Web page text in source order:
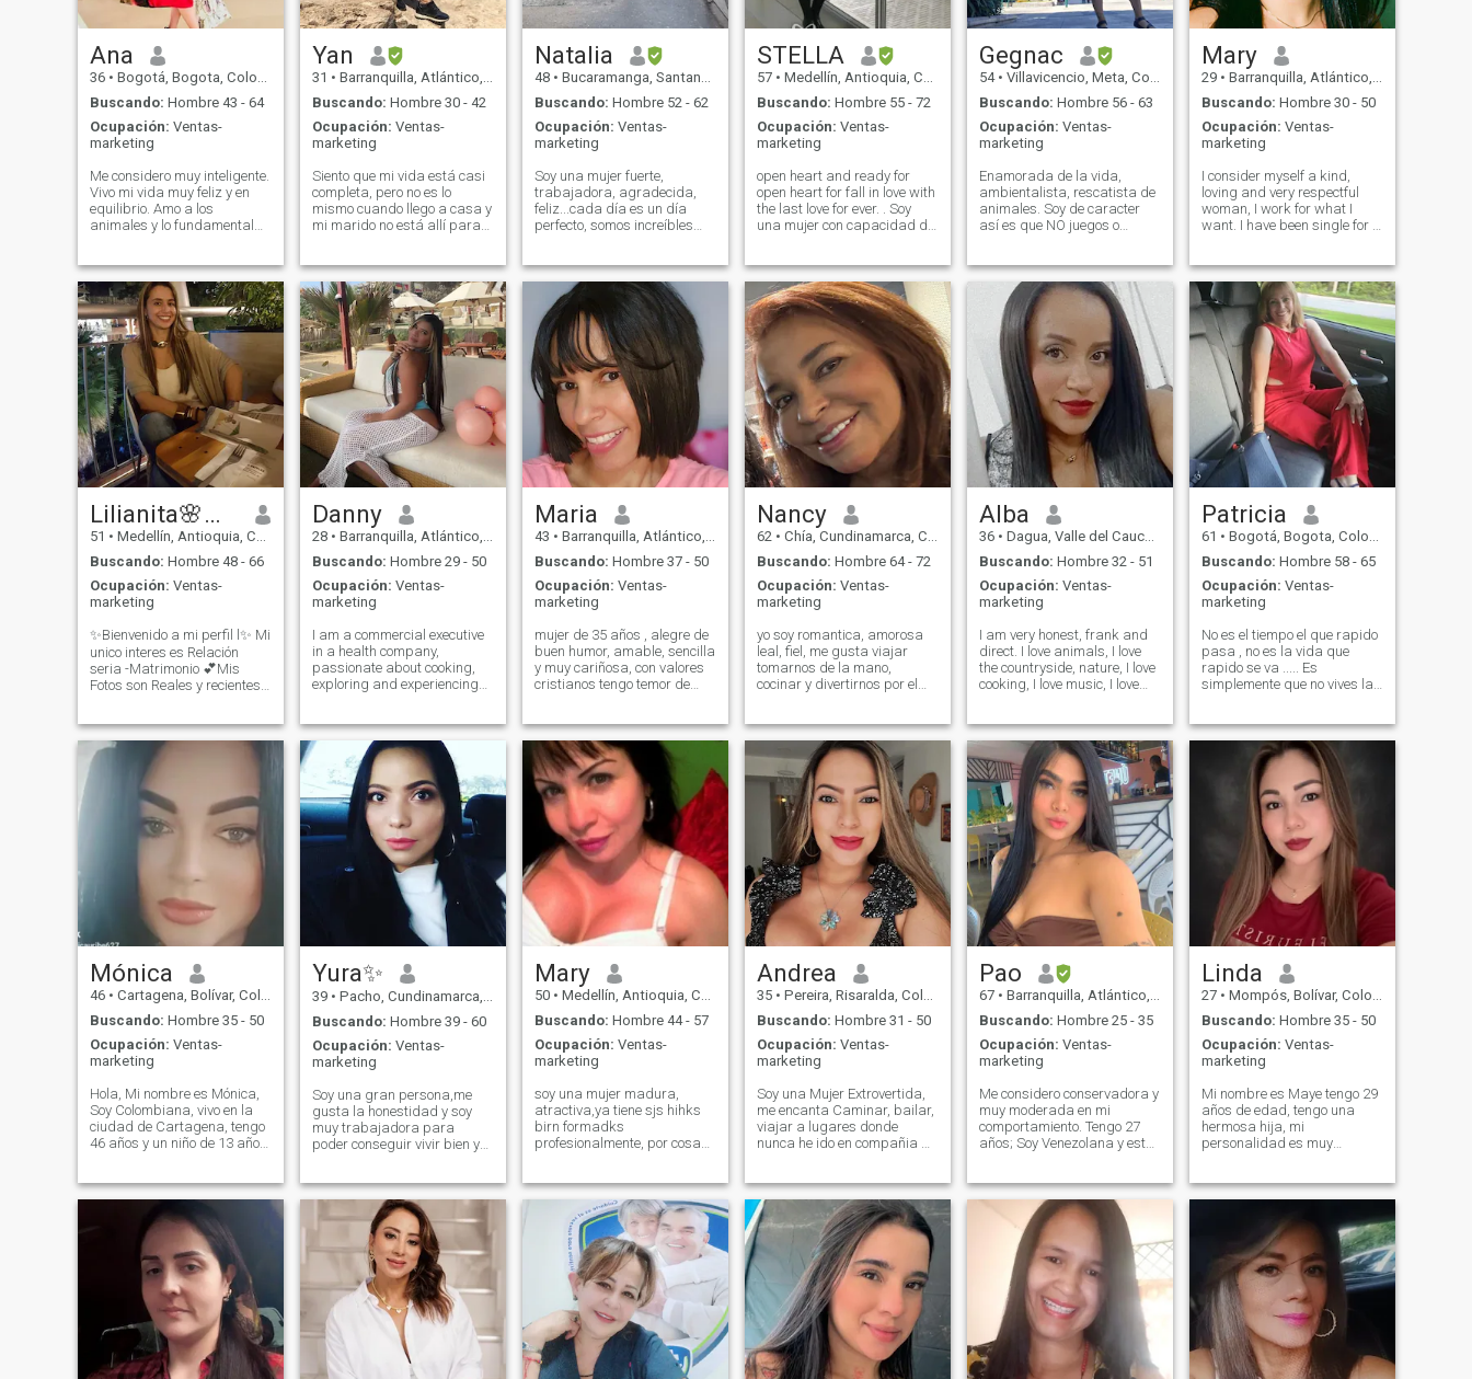
Ana
36 • Bogotá, Bogota, Colombia
Buscando: Hombre 43 - 64
Ocupación: Ventas-
marketing
Me considero muy inteligente.
Vivo mi vida muy feliz y en
equilibrio. Amo a los
animales y lo fundamental
gusta un hombre que tenga
confianza en sí mismo y que
me haga sentir como una
mujer muy afortunada de
estar junto a él y juntos
construimos un gran equipo
de amor y aventura.
Yan
31 • Barranquilla, Atlántico, Colombia
Buscando: Hombre 30 - 42
Ocupación: Ventas-
marketing
Siento que mi vida está casi
completa, pero no es lo
mismo cuando llego a casa y
mi marido no está allí para
domingos para la playa. La
vida es hermosa, pero es
aún mejor cuando se
comparte con alguien
especial. Es todo lo que he
soñado. Creo que los
hombres y las mujeres se
complementan y se necesitan
mutuamente en la vida.
Natalia
48 • Bucaramanga, Santander, Colombia
Buscando: Hombre 52 - 62
Ocupación: Ventas-
marketing
Soy una mujer fuerte,
trabajadora, agradecida,
feliz...cada día es un día
perfecto, somos increíbles
convencida de que todos
tenemos mucha luz para
brillar!! Me encanta reír!!! Ah,
puedo enseñarte español!!!
😁
STELLA
57 • Medellín, Antioquia, Colombia
Buscando: Hombre 55 - 72
Ocupación: Ventas-
marketing
open heart and ready for
open heart for fall in love with
the last love for ever. . Soy
una mujer con capacidad de
conquistarme y ganarse mi
corazón.i am woman full life
and energy with better life
woman 30 years. Nacì en el
oriente antioquia, vivo en
Bogotà hace mas de 25 años
.
Gegnac
54 • Villavicencio, Meta, Colombia
Buscando: Hombre 56 - 63
Ocupación: Ventas-
marketing
Enamorada de la vida,
ambientalista, rescatista de
animales. Soy de caracter
así es que NO juegos o
respete. In love with life,
environmentalist, animal
rescuer, character: NO
games or sexual advances.
Respect me so I can respect
you.
Mary
29 • Barranquilla, Atlántico, Colombia
Buscando: Hombre 30 - 50
Ocupación: Ventas-
marketing
I consider myself a kind,
loving and very respectful
woman, I work for what I
want. I have been single for a
Barranquilla, I do not speak
English but I would love to
learn, if you want to know
more about me you can follow
me on my personal
Lilianita🌸🌺🌷
51 • Medellín, Antioquia, Colombia
Buscando: Hombre 48 - 66
Ocupación: Ventas-
marketing
✨️Bienvenido a mi perfil l✨️ Mi
unico interes es Relación
seria -Matrimonio 💕Mis
Fotos son Reales y recientes
importancia del equilibrio
emocional en el dia a dia. Por
Danny
28 • Barranquilla, Atlántico, Colombia
Buscando: Hombre 29 - 50
Ocupación: Ventas-
marketing
I am a commercial executive
in a health company,
passionate about cooking,
exploring and experiencing
the opportunity to explore
new places and learn about
other cultures, shopping is
one of my pleasures all if I
can discover trends in other
places.
Maria
43 • Barranquilla, Atlántico, Colombia
Buscando: Hombre 37 - 50
Ocupación: Ventas-
marketing
mujer de 35 años , alegre de
buen humor, amable, sencilla
y muy cariñosa, con valores
cristianos tengo temor de
compartamos la misma fe
en Dios, soy buena amiga,
consejera, me gusta
escuchar a las personas y
en cuanto a una relación de
pareja me gusta dar mucho
amor a mi pareja y
compartir momentos
agradables.
Nancy
62 • Chía, Cundinamarca, Colombia
Buscando: Hombre 64 - 72
Ocupación: Ventas-
marketing
yo soy romantica, amorosa
leal, fiel, me gusta viajar
tomarnos de la mano,
cocinar y divertirnos por el
mejor amigo !! No me gusta
discutir siempre busco el
dialogo. risas , abrazos .
besos.
Alba
36 • Dagua, Valle del Cauca, Colombia
Buscando: Hombre 32 - 51
Ocupación: Ventas-
marketing
I am very honest, frank and
direct. I love animals, I love
the countryside, nature, I love
cooking, I love music, I love
and I try to get the most
positive out of every situation
in life and from people, I
believe in the opportunity for
change and being better
every day, I am very versatile.
Spontaneous and very
cheerful. 🥰
Patricia
61 • Bogotá, Bogota, Colombia
Buscando: Hombre 58 - 65
Ocupación: Ventas-
marketing
No es el tiempo el que rapido
pasa , no es la vida que
rapido se va ..... Es
simplemente que no vives la
honesta, conversadora, una
mujer adulta divertida que
disfruta de cada sonrisa. La
lealtad es parte del proceso.
Mónica
46 • Cartagena, Bolívar, Colombia
Buscando: Hombre 35 - 50
Ocupación: Ventas-
marketing
Hola, Mi nombre es Mónica,
Soy Colombiana, vivo en la
ciudad de Cartagena, tengo
46 años y un niño de 13 años
con una especialidad en
deseo conocer a es hombre
sencillo, honesto, divertido,
que sonría todo el tiempo que
luche por mi hijo y por mi
amándonos como una
Yura✨
39 • Pacho, Cundinamarca, Colombia
Buscando: Hombre 39 - 60
Ocupación: Ventas-
marketing
Soy una gran persona,me
gusta la honestidad y soy
muy trabajadora para
poder conseguir vivir bien y
que quieren y dan vuelta
para darse una oportunidad
en la vida. Tengo defectos
como todo ser humano pero
trato no hacerla daño a
nadie y amo la vida... amo
como soy y brillo siempre
donde voy!!! ✨✨✨ Que más
quiere saber?
Mary
50 • Medellín, Antioquia, Colombia
Buscando: Hombre 44 - 57
Ocupación: Ventas-
marketing
soy una mujer madura,
atractiva,ya tiene sjs hihks
birn formadks
profesionalmente, por cosas
a alguien, feliz. algun
principe que me ande
buscando. no tarde. no soy
aventura de nadie. solo
quiero una relasion seria.
obvio empezaremos a
conocernos. te esperare.
Andrea
35 • Pereira, Risaralda, Colombia
Buscando: Hombre 31 - 50
Ocupación: Ventas-
marketing
Soy una Mujer Extrovertida,
me encanta Caminar, bailar,
viajar a lugares donde
nunca he ido en compañia de
humor ;) que me haga reír
con sus historias y que
tengamos buena química
acompañado de un buen
vino. Eso espero mi futuro
galán bien venido seas a mi
vida 💕
Pao
67 • Barranquilla, Atlántico, Colombia
Buscando: Hombre 25 - 35
Ocupación: Ventas-
marketing
Me considero conservadora y
muy moderada en mi
comportamiento. Tengo 27
años; Soy Venezolana y estoy
corresponda. Me gustan las
personas que se cuidan, que
que el aspecto físico es el
reflejo de cómo eres. Si
deseas captar mi atención,
tendrás que en lo posible
cuidar tu comportamiento
basado siempre en el
respeto . Me gustan las
experiencias o vivencias,
sencillos momentos pero
Linda
27 • Mompós, Bolívar, Colombia
Buscando: Hombre 35 - 50
Ocupación: Ventas-
marketing
Mi nombre es Maye tengo 29
años de edad, tengo una
hermosa hija, mi
personalidad es muy
estar en casa, soy una mujer
al aire libre, compartir en
familia y valorar todo lo que
me rodea. Mujer con los pies
en la tierra, apasionada de
las cosas sencillas.